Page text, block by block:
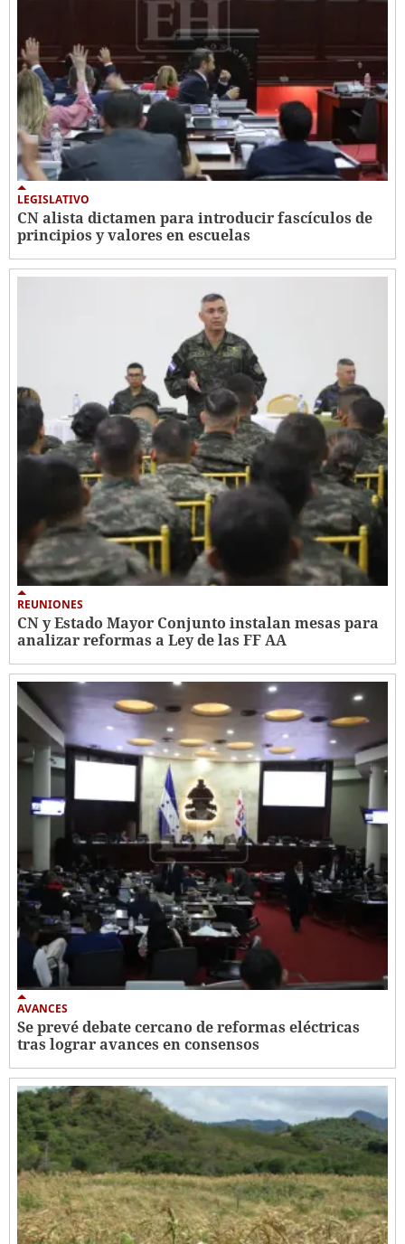
LEGISLATIVO
CN alista dictamen para introducir fascículos de
principios y valores en escuelas
REUNIONES
CN y Estado Mayor Conjunto instalan mesas para
analizar reformas a Ley de las FF AA
AVANCES
Se prevé debate cercano de reformas eléctricas
tras lograr avances en consensos